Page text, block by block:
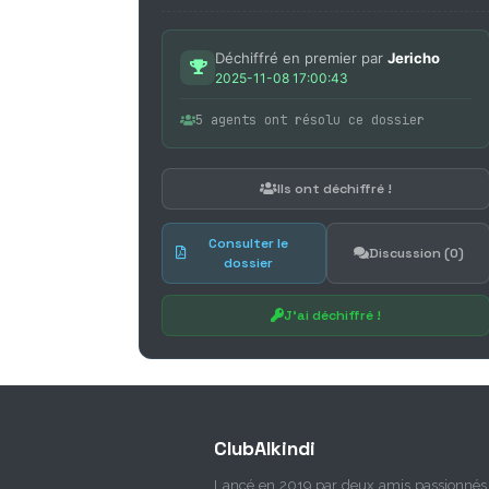
Déchiffré en premier par Jericho
2025-11-08 17:00:43
5 agents ont résolu ce dossier
Ils ont déchiffré !
Consulter le
dossier
Discussion (0)
J'ai déchiffré !
ClubAlkindi
Lancé en 2019 par deux amis